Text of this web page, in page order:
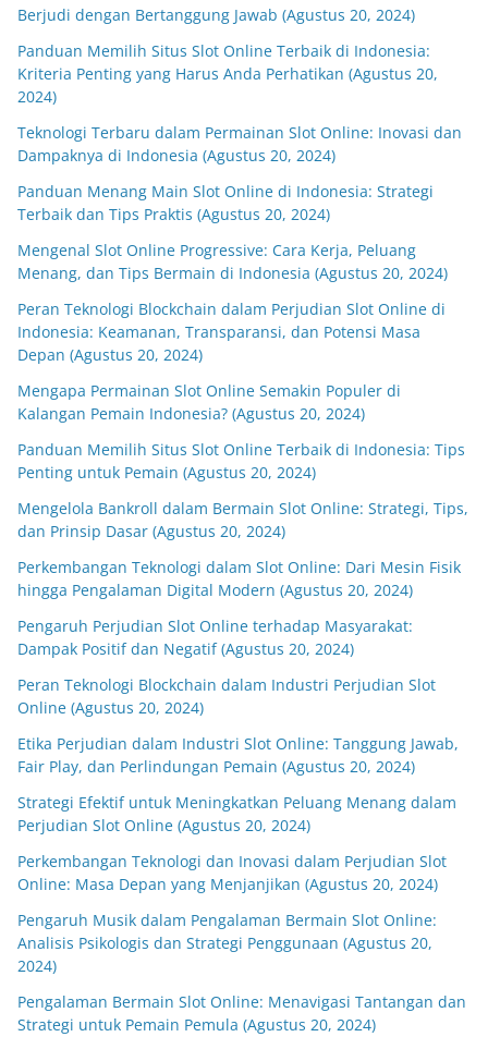
Berjudi dengan Bertanggung Jawab (Agustus 20, 2024)
Panduan Memilih Situs Slot Online Terbaik di Indonesia:
Kriteria Penting yang Harus Anda Perhatikan (Agustus 20,
2024)
Teknologi Terbaru dalam Permainan Slot Online: Inovasi dan
Dampaknya di Indonesia (Agustus 20, 2024)
Panduan Menang Main Slot Online di Indonesia: Strategi
Terbaik dan Tips Praktis (Agustus 20, 2024)
Mengenal Slot Online Progressive: Cara Kerja, Peluang
Menang, dan Tips Bermain di Indonesia (Agustus 20, 2024)
Peran Teknologi Blockchain dalam Perjudian Slot Online di
Indonesia: Keamanan, Transparansi, dan Potensi Masa
Depan (Agustus 20, 2024)
Mengapa Permainan Slot Online Semakin Populer di
Kalangan Pemain Indonesia? (Agustus 20, 2024)
Panduan Memilih Situs Slot Online Terbaik di Indonesia: Tips
Penting untuk Pemain (Agustus 20, 2024)
Mengelola Bankroll dalam Bermain Slot Online: Strategi, Tips,
dan Prinsip Dasar (Agustus 20, 2024)
Perkembangan Teknologi dalam Slot Online: Dari Mesin Fisik
hingga Pengalaman Digital Modern (Agustus 20, 2024)
Pengaruh Perjudian Slot Online terhadap Masyarakat:
Dampak Positif dan Negatif (Agustus 20, 2024)
Peran Teknologi Blockchain dalam Industri Perjudian Slot
Online (Agustus 20, 2024)
Etika Perjudian dalam Industri Slot Online: Tanggung Jawab,
Fair Play, dan Perlindungan Pemain (Agustus 20, 2024)
Strategi Efektif untuk Meningkatkan Peluang Menang dalam
Perjudian Slot Online (Agustus 20, 2024)
Perkembangan Teknologi dan Inovasi dalam Perjudian Slot
Online: Masa Depan yang Menjanjikan (Agustus 20, 2024)
Pengaruh Musik dalam Pengalaman Bermain Slot Online:
Analisis Psikologis dan Strategi Penggunaan (Agustus 20,
2024)
Pengalaman Bermain Slot Online: Menavigasi Tantangan dan
Strategi untuk Pemain Pemula (Agustus 20, 2024)